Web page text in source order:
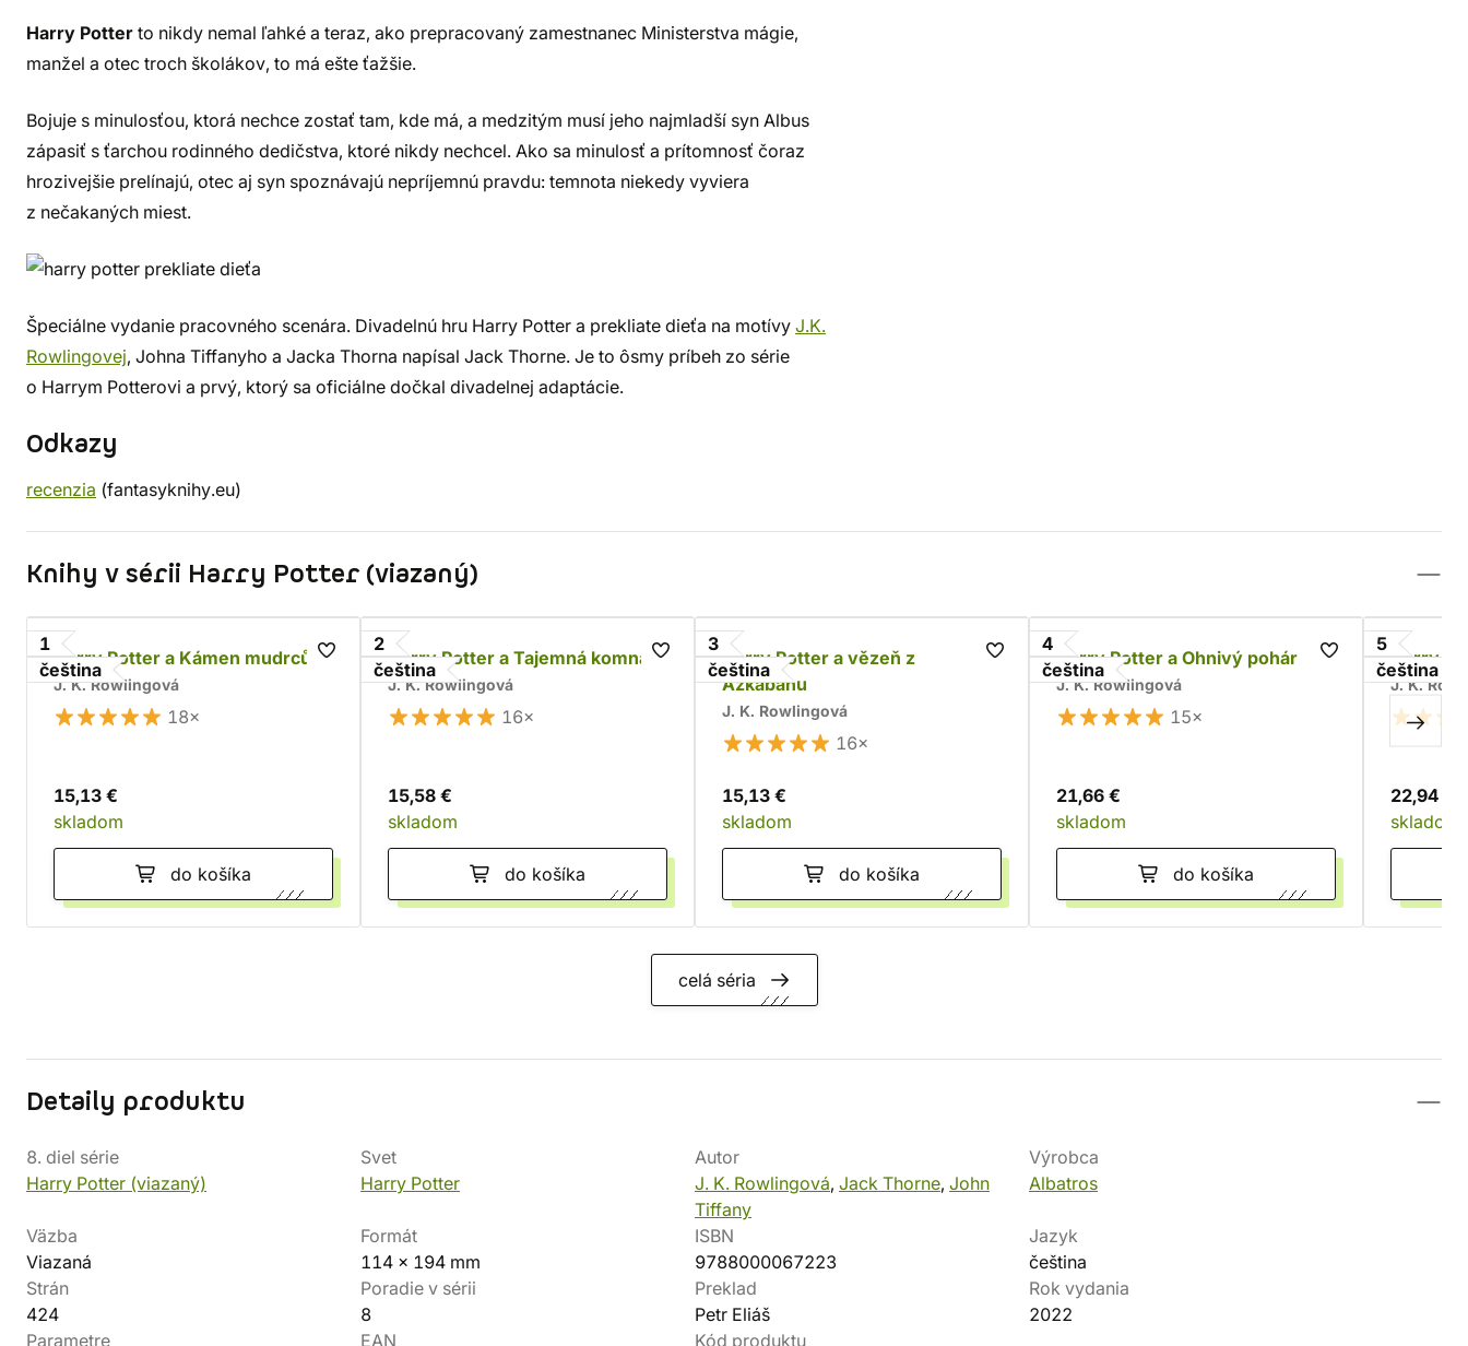
Harry Potter to nikdy nemal ľahké a teraz, ako prepracovaný zamestnanec Ministerstva mágie,
manžel a otec troch školákov, to má ešte ťažšie.
Bojuje s minulosťou, ktorá nechce zostať tam, kde má, a medzitým musí jeho najmladší syn Albus
zápasiť s ťarchou rodinného dedičstva, ktoré nikdy nechcel. Ako sa minulosť a prítomnosť čoraz
hrozivejšie prelínajú, otec aj syn spoznávajú nepríjemnú pravdu: temnota niekedy vyviera
z nečakaných miest.
Špeciálne vydanie pracovného scenára. Divadelnú hru Harry Potter a prekliate dieťa na motívy J.K.
Rowlingovej, Johna Tiffanyho a Jacka Thorna napísal Jack Thorne. Je to ôsmy príbeh zo série
o Harrym Potterovi a prvý, ktorý sa oficiálne dočkal divadelnej adaptácie.
Odkazy
recenzia (fantasyknihy.eu)
Knihy v sérii Harry Potter (viazaný)
1
čeština
Harry Potter a Kámen mudrců
J. K. Rowlingová
18×
15,13 €
skladom
do košíka
2
čeština
Harry Potter a Tajemná komnata
J. K. Rowlingová
16×
15,58 €
skladom
do košíka
3
čeština
Harry Potter a vězeň z
Azkabanu
J. K. Rowlingová
16×
15,13 €
skladom
do košíka
4
čeština
Harry Potter a Ohnivý pohár
J. K. Rowlingová
15×
21,66 €
skladom
do košíka
5
čeština
Harry
J. K.
22,94 €
skladom
celá séria
Detaily produktu
8. diel série
Harry Potter (viazaný)
Svet
Harry Potter
Autor
J. K. Rowlingová, Jack Thorne, John
Tiffany
Výrobca
Albatros
Väzba
Viazaná
Formát
114 x 194 mm
ISBN
9788000067223
Jazyk
čeština
Strán
424
Poradie v sérii
8
Preklad
Petr Eliáš
Rok vydania
2022
Parametre
EAN
Kód produktu